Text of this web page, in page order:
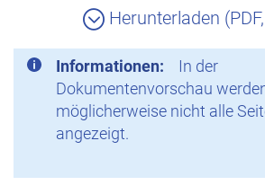
Herunterladen
Informationen:
In der
Dokumentenvorschau
möglicherweise nicht alle
angezeigt.